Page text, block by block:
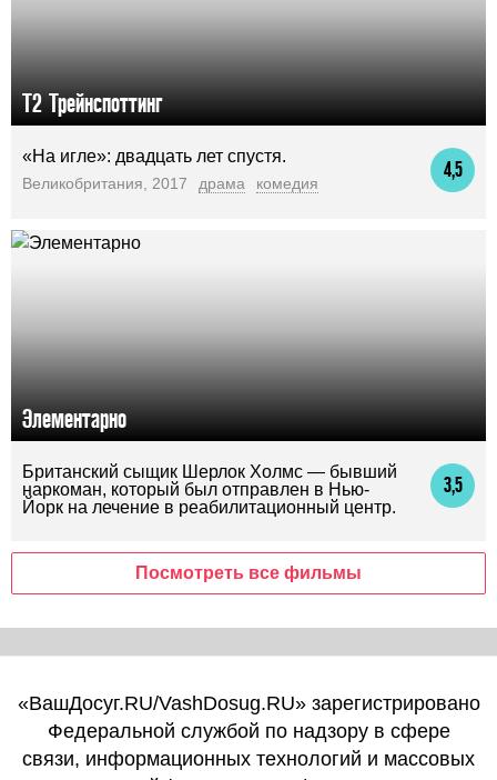
Т2 Трейнспоттинг
4,5
«На игле»: двадцать лет спустя.
Великобритания, 2017 драма комедия
Элементарно
3,5
Британский сыщик Шерлок Холмс — бывший
наркоман, который был отправлен в Нью-
Йорк на лечение в реабилитационный центр.
Посмотреть все фильмы
«ВашДосуг.RU/VashDosug.RU» зарегистрировано
Федеральной службой по надзору в сфере
связи, информационных технологий и массовых